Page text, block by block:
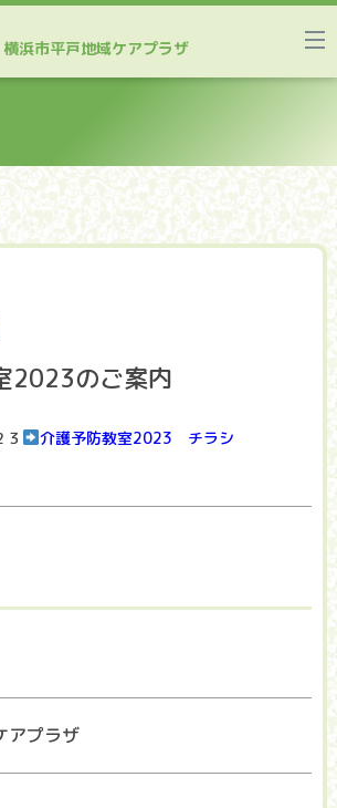
横浜市平戸地域ケアプラザ
2023のご案内
介護予防教室2023 チラシ
アプラザ